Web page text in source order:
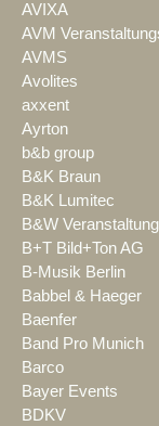
AVIXA
AVM
AVMS
Avolites
axxent
Ayrton
b&b group
B&K Braun
B&K Lumitec
B&W
B+T Bild+Ton AG
B-Musik Berlin
Babbel & Haeger
Baenfer
Band Pro Munich
Barco
Bayer Events
BDKV